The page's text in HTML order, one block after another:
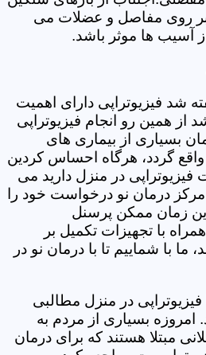
بر روی مفاصل و عضلات می
آسیب ها موثر باشد.
شد فیزیوتراپی دارای اهمیت
از همین رو انجام فیزیوتراپی
بسیاری از بیماری های
گردد، هرگاه احساس کردین
فیزیوتراپی در منزل دارید می
درمان نو درخواست خود را
ترین زمان ممکن پرسنل
با تجهیزات تکمیل بر
ما با شماییم تا با درمان نو در
فیزیوتراپی در منزل مطالبی
امروزه بسیاری از مردم به
مبتلا هستند که برای درمان